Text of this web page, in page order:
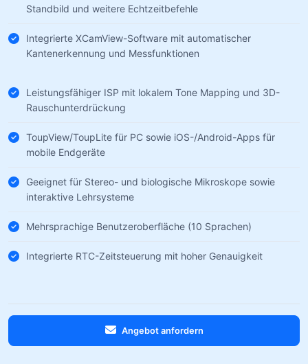
Standbild und weitere Echtzeitbefehle
Integrierte XCamView-Software mit automatischer
Kantenerkennung und Messfunktionen
Leistungsfähiger ISP mit lokalem Tone Mapping und 3D-
Rauschunterdrückung
ToupView/ToupLite für PC sowie iOS-/Android-Apps für
mobile Endgeräte
Geeignet für Stereo- und biologische Mikroskope sowie
interaktive Lehrsysteme
Mehrsprachige Benutzeroberfläche (10 Sprachen)
Integrierte RTC-Zeitsteuerung mit hoher Genauigkeit
Angebot anfordern